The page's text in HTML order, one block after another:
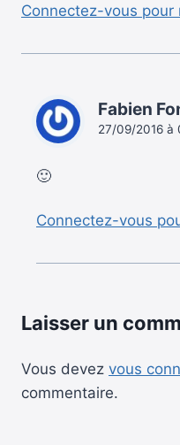
Connectez-vous pour
Fabien
27/09/2016 à
🙂
Connectez-vous
Laisser un
Vous devez vous
commentaire.